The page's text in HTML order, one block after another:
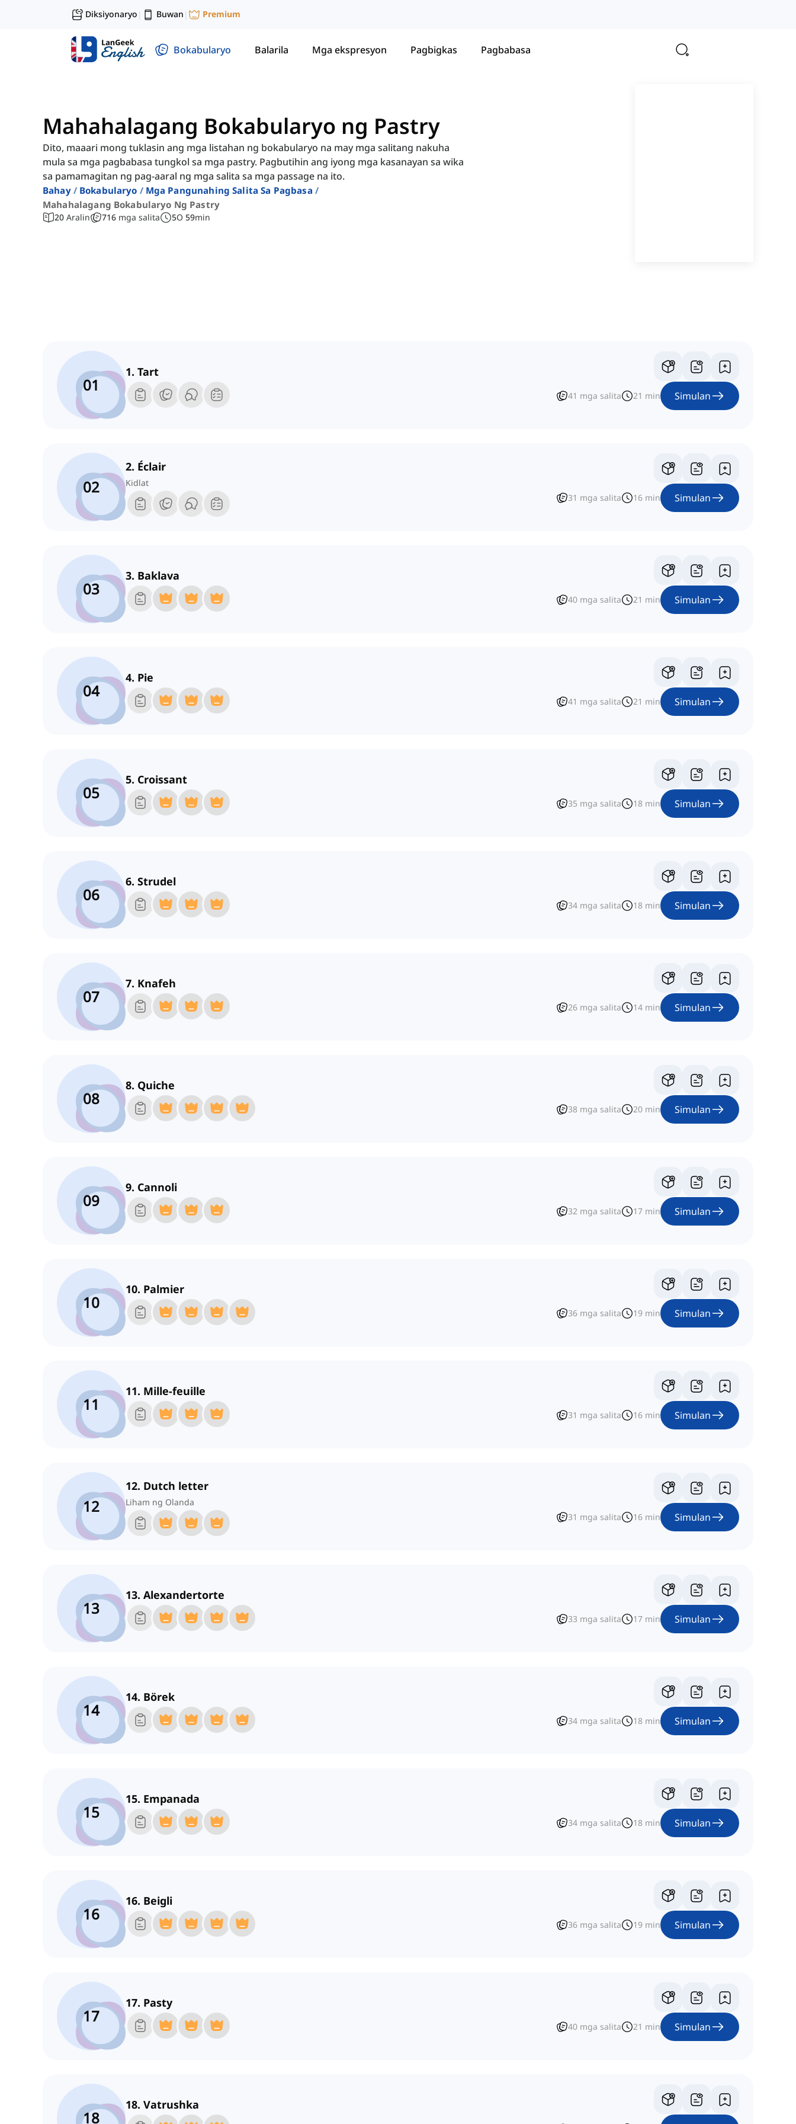
Diksiyonaryo | Buwan | Premium
Bokabularyo Balarila Mga ekspresyon Pagbigkas Pagbabasa
Mahahalagang Bokabularyo ng Pastry
Dito, maaari mong tuklasin ang mga listahan ng bokabularyo na may mga salitang nakuha
mula sa mga pagbabasa tungkol sa mga pastry. Pagbutihin ang iyong mga kasanayan sa wika
sa pamamagitan ng pag-aaral ng mga salita sa mga passage na ito.
Bahay Bokabularyo
Mga Pangunahing Salita Sa Pagbasa
Mahahalagang Bokabularyo Ng Pastry
20 Aralin 716 mga salita 5O 59min
01
1. Tart
41 mga salita 21 min Simulan
02
2. Éclair
Kidlat
31 mga salita 16 min Simulan
03
3. Baklava
40 mga salita 21 min Simulan
04
4. Pie
41 mga salita 21 min Simulan
05
5. Croissant
35 mga salita 18 min Simulan
06
6. Strudel
34 mga salita 18 min Simulan
07
7. Knafeh
26 mga salita 14 min Simulan
08
8. Quiche
38 mga salita 20 min Simulan
09
9. Cannoli
32 mga salita 17 min Simulan
10
10. Palmier
36 mga salita 19 min Simulan
11
11. Mille-feuille
31 mga salita 16 min Simulan
12
12. Dutch letter
Liham ng Olanda
31 mga salita 16 min Simulan
13
13. Alexandertorte
33 mga salita 17 min Simulan
14
14. Börek
34 mga salita 18 min Simulan
15
15. Empanada
34 mga salita 18 min Simulan
16
16. Beigli
36 mga salita 19 min Simulan
17
17. Pasty
40 mga salita 21 min Simulan
18
18. Vatrushka